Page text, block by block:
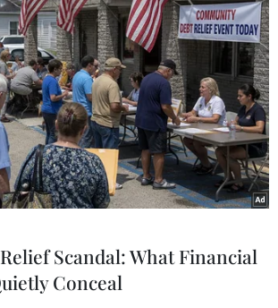
Scandal: What Financial
Conceal